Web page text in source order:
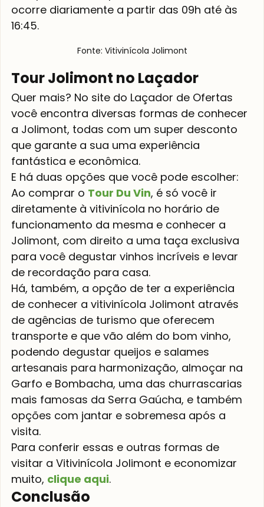
ocorre diariamente a partir das 09h até às
16:45.
Fonte: Vitivinícola Jolimont
Tour Jolimont no Laçador
Quer mais? No site do Laçador de Ofertas
você encontra diversas formas de conhecer
a Jolimont, todas com um super desconto
que garante a sua uma experiência
fantástica e econômica.
E há duas opções que você pode escolher:
Ao comprar o Tour Du Vin, é só você ir
diretamente à vitivinícola no horário de
funcionamento da mesma e conhecer a
Jolimont, com direito a uma taça exclusiva
para você degustar vinhos incríveis e levar
de recordação para casa.
Há, também, a opção de ter a experiência
de conhecer a vitivinícola Jolimont através
de agências de turismo que oferecem
transporte e que vão além do bom vinho,
podendo degustar queijos e salames
artesanais para harmonização, almoçar na
Garfo e Bombacha, uma das churrascarias
mais famosas da Serra Gaúcha, e também
opções com jantar e sobremesa após a
visita.
Para conferir essas e outras formas de
visitar a Vitivinícola Jolimont e economizar
muito, clique aqui.
Conclusão